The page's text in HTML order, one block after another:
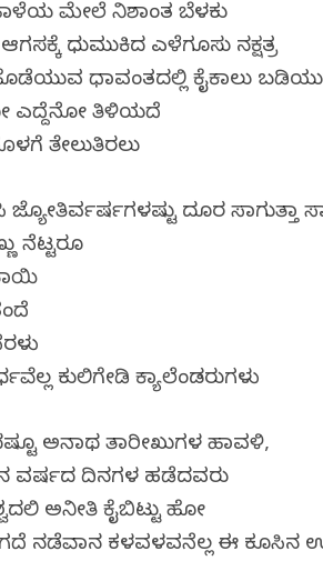
ಮೇಲೆ ನಿಶಾಂತ ಬೆಳಕು
ಧುಮುಕಿದ ಎಳೆಗೂಸು ನಕ್ಷತ್ರ
ಧಾವಂತದಲ್ಲಿ ಕೈಕಾಲು
ಎದ್ದೆನೋ ತಿಳಿಯದೆ
ತೇಲುತಿರಲು
ದೂರ ಸಾಗುತ್ತಾ
ನೆಟ್ಟರೂ
ಕುಲಿಗೇಡಿ ಕ್ಯಾಲೆಂಡರುಗಳು
ಅನಾಥ ತಾರೀಖುಗಳ ಹಾವಳಿ,
ವರ್ಷದ ದಿನಗಳ ಹಡೆದವರು
ಅನೀತಿ ಕೈಬಿಟ್ಟು ಹೋಗಿ
ನಡೆವಾಗಿನ ಕಳವಳವನೆಲ್ಲ ಈ